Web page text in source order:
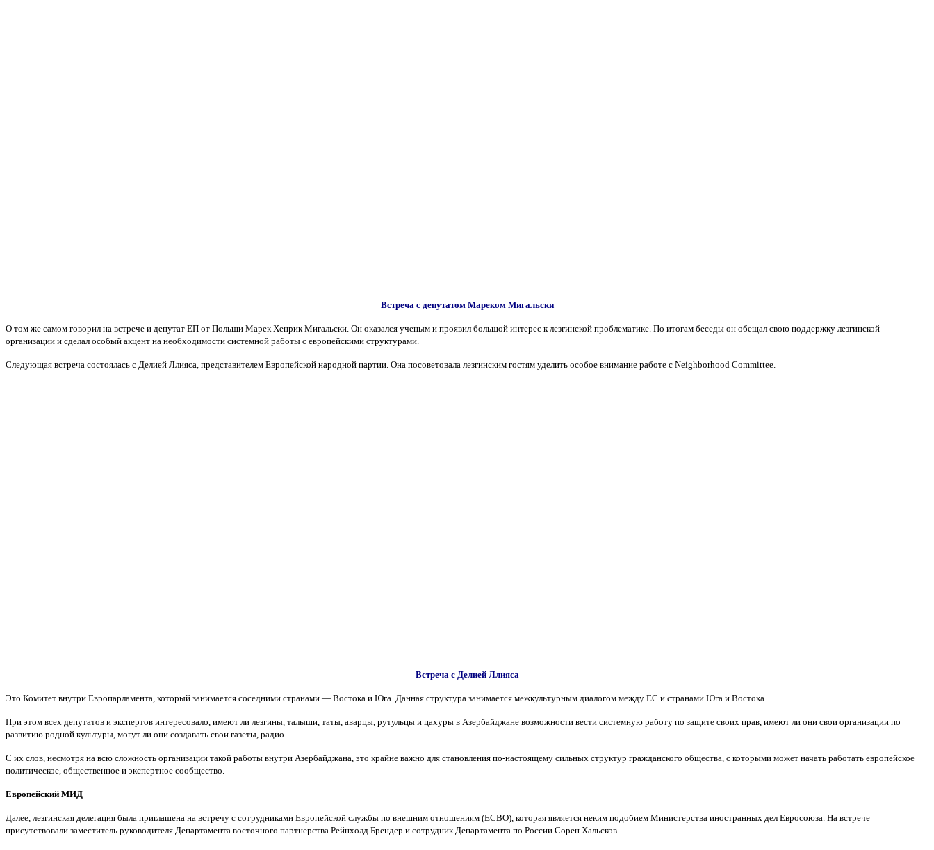
Встреча с депутатом Мареком Мигальски
О том же самом говорил на встрече и депутат ЕП от Польши Марек Хенрик Мигальски. Он оказался ученым и проявил большой интерес к лезгинской проблематике. По итогам беседы он обещал свою поддержку лезгинской
организации и сделал особый акцент на необходимости системной работы с европейскими структурами.
Следующая встреча состоялась с Делией Ллияса, представителем Европейской народной партии. Она посоветовала лезгинским гостям уделить особое внимание работе с Neighborhood Committee.
Встреча с Делией Ллияса
Это Комитет внутри Европарламента, который занимается соседними странами — Востока и Юга. Данная структура занимается межкультурным диалогом между ЕС и странами Юга и Востока.
При этом всех депутатов и экспертов интересовало, имеют ли лезгины, талыши, таты, аварцы, рутульцы и цахуры в Азербайджане возможности вести системную работу по защите своих прав, имеют ли они свои организации по
развитию родной культуры, могут ли они создавать свои газеты, радио.
С их слов, несмотря на всю сложность организации такой работы внутри Азербайджана, это крайне важно для становления по-настоящему сильных структур гражданского общества, с которыми может начать работать европейское
политическое, общественное и экспертное сообщество.
Европейский МИД
Далее, лезгинская делегация была приглашена на встречу с сотрудниками Европейской службы по внешним отношениям (ЕСВО), которая является неким подобием Министерства иностранных дел Евросоюза. На встрече
присутствовали заместитель руководителя Департамента восточного партнерства Рейнхолд Брендер и сотрудник Департамента по России Сорен Хальсков.